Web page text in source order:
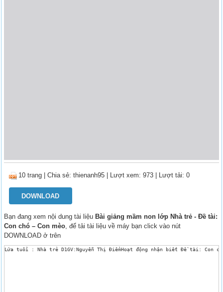
10 trang |Chia sẻ:thienanh95 | Lượt xem: 973 | Lượt tải: 0
DOWNLOAD
Bạn đang xem nội dung tài liệu Bài giảng mầm non lớp Nhà trẻ - Đề tài:
Con chó – Con mèo, để tải tài liệu về máy bạn click vào nút
DOWNLOAD ở trên
Lứa tuổi : Nhà trẻ D1GV:Nguyễn Thị ĐiểmHoạt động nhận biết Đề tài: Con chó